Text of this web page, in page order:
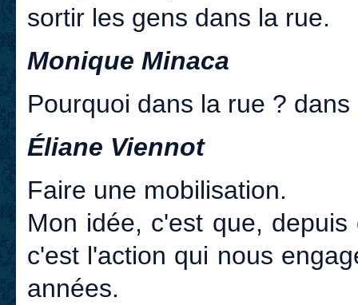
sortir les gens dans la rue.
Monique Minaca
Pourquoi dans la rue ? dans
Éliane Viennot
Faire une mobilisation.
Mon idée, c'est que,
c'est l'action qui nous
années.